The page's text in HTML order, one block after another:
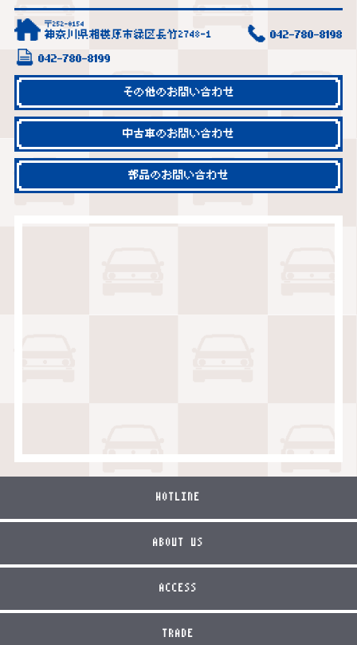
〒252-0154
神奈川県相模原市緑区長竹2748-1 042-780-8198
042-780-8199
その他のお問い合わせ
中古車のお問い合わせ
部品のお問い合わせ
HOTLINE
ABOUT US
ACCESS
TRADE